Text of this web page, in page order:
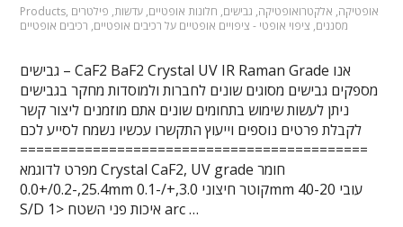
Products, אופטיקה, אלקטרואופטיקה, גבישים, חלונות אופטיים, עדשות, פילטרים
מסננים, ציפוי אופטי - ציפויים אופטיים על רכיבים אופטיים, רכיבים אופטיים
גבישים – CaF2 BaF2 Crystal UV IR Raman Grade אנו
מספקים גבישים מסוגים שונים לחברות ולמוסדות מחקר בגבישים
ניתן לעשות שימוש בתחומים שונים אתם מוזמנים ליצור קשר
לקבלת פרטים נוספים וייעוץ התקשרו עכשיו נשמח לסייע לכם
===========================================
מפרט לדוגמא Crystal CaF2, UV grade חומר
25.4,-0.2/+0.0mm קוטר חיצוני 3.0,+/-0.1mm עובי 40-20
S/D איכות פני השטח <1 arc …